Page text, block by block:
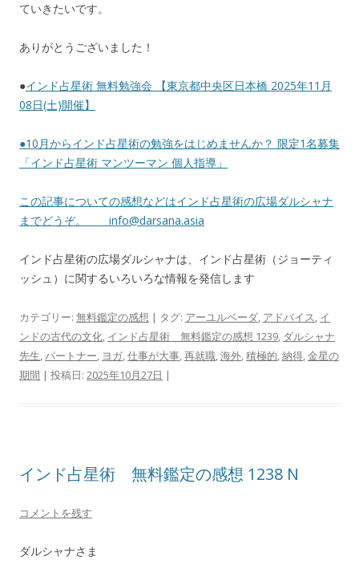
ていきたいです。
ありがとうございました！
●インド占星術 無料勉強会 【東京都中央区日本橋 2025年11月
08日(土)開催】
●10月からインド占星術の勉強をはじめませんか？ 限定1名募集
「インド占星術 マンツーマン 個人指導」
この記事についての感想などはインド占星術の広場ダルシャナ
までどうぞ。 info@darsana.asia
インド占星術の広場ダルシャナは、インド占星術（ジョーティ
ッシュ）に関するいろいろな情報を発信します
カテゴリー: 無料鑑定の感想 | タグ: アーユルベーダ, アドバイス, イ
ンドの古代の文化, インド占星術 無料鑑定の感想 1239, ダルシャナ
先生,パートナー, ヨガ,仕事が大事,再就職,海外,積極的,納得,金星の
期間 | 投稿日: 2025年10月27日 |
インド占星術 無料鑑定の感想 1238 N
コメントを残す
ダルシャナさま